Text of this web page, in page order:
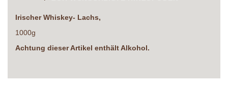
Irischer Whiskey- Lachs,
1000g
Achtung dieser Artikel enthält Alkohol.